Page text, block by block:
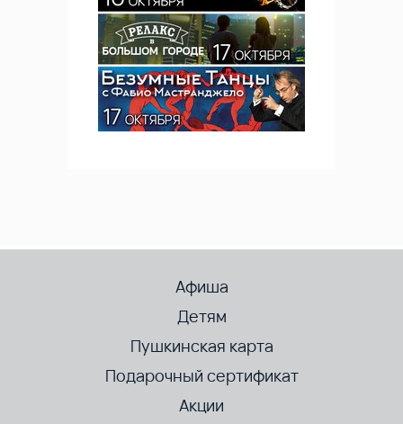
Афиша
Детям
Пушкинская карта
Подарочный сертификат
Акции